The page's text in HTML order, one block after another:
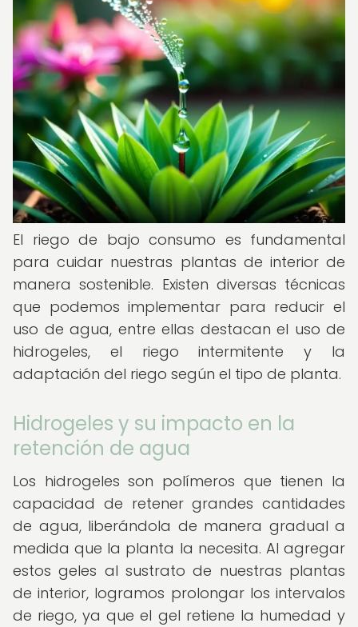
El riego de bajo consumo es fundamental
para cuidar nuestras plantas de interior de
manera sostenible. Existen diversas técnicas
que podemos implementar para reducir el
uso de agua, entre ellas destacan el uso de
hidrogeles, el riego intermitente y la
adaptación del riego según el tipo de planta.
Hidrogeles y su impacto en la
retención de agua
Los hidrogeles son polímeros que tienen la
capacidad de retener grandes cantidades
de agua, liberándola de manera gradual a
medida que la planta la necesita. Al agregar
estos geles al sustrato de nuestras plantas
de interior, logramos prolongar los intervalos
de riego, ya que el gel retiene la humedad y